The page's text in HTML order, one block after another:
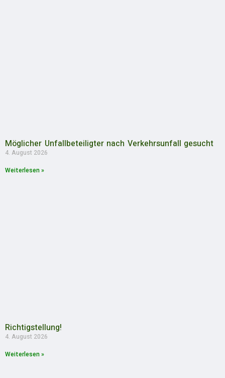
Möglicher Unfallbeteiligter nach Verkehrsunfall gesucht
4. August 2026
Weiterlesen »
Richtigstellung!
4. August 2026
Weiterlesen »